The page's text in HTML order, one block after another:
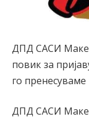
ДПД САСИ
повик за
го пренесуваме
ДПД САСИ